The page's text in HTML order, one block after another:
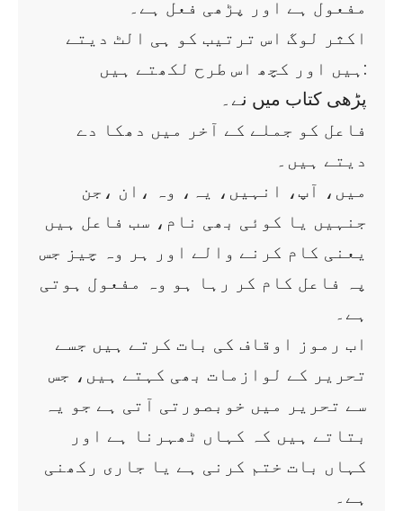
مفعول ہے اور پڑھی فعل ہے۔
اکثر لوگ اس ترتیب کو ہی الٹ دیتے
ہیں اور کچھ اس طرح لکھتے ہیں:
پڑھی کتاب میں نے۔
فاعل کو جملے کے آخر میں دھکا دے
دیتے ہیں۔
میں، آپ، انہیں، یہ، وہ ،ان ،جن
جنہیں یا کوئی بھی نام، سب فاعل ہیں
یعنی کام کرنے والے اور ہر وہ چیز جس
پہ فاعل کام کر رہا ہو وہ مفعول ہوتی
ہے۔
اب رموز اوقاف کی بات کرتے ہیں جسے
تحریر کے لوازمات بھی کہتے ہیں، جس
سے تحریر میں خوبصورتی آتی ہے جو یہ
بتاتے ہیں کہ کہاں ٹھہرنا ہے اور
کہاں بات ختم کرنی ہے یا جاری رکھنی
ہے۔